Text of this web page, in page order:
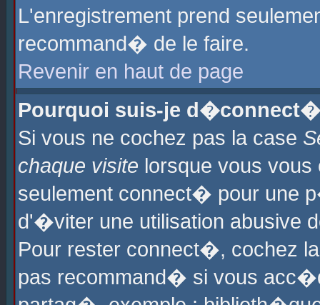
L'enregistrement prend
recommand� de le faire.
Revenir en haut de page
Pourquoi suis-je
Si vous ne cochez pas la case
chaque visite lorsque vous
seulement connect� pour une
d'�viter une utilisation abusive
Pour rester connect�, cochez
pas recommand� si vous